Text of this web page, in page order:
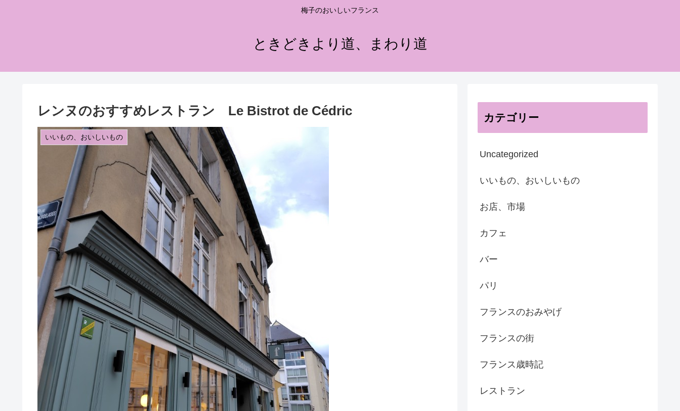
梅子のおいしいフランス
ときどきより道、まわり道
レンヌのおすすめレストラン Le Bistrot de Cédric
いいもの、おいしいもの
カテゴリー
Uncategorized
いいもの、おいしいもの
お店、市場
カフェ
バー
パリ
フランスのおみやげ
フランスの街
フランス歳時記
レストラン